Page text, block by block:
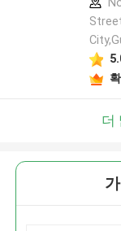
더